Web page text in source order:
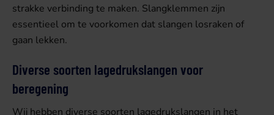
strakke verbinding te maken. Slangklemmen zijn
essentieel om te voorkomen dat slangen losraken of
gaan lekken.
Diverse soorten lagedrukslangen voor
beregening
Wij hebben diverse soorten lagedrukslangen in het